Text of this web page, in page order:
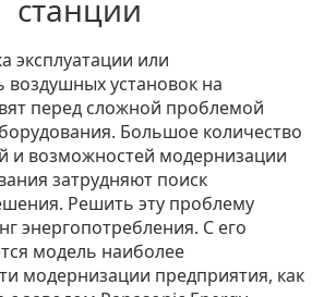
станции
эксплуатации или
воздушных установок на
перед сложной проблемой
Большое количество
и возможностей модернизации
затрудняют поиск
Решить эту проблему
энергопотребления. С его
модель наиболее
модернизации предприятия, как